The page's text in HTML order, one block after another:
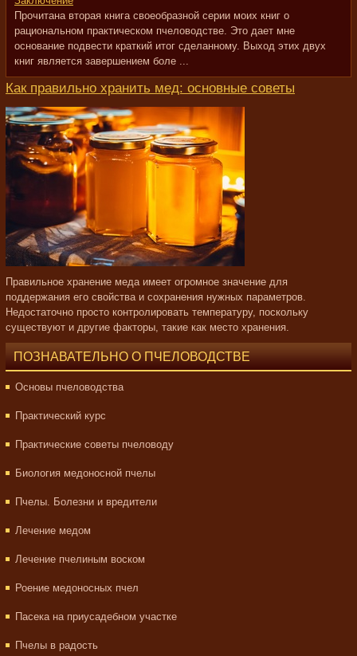
Прочитана вторая книга своеобразной серии моих книг о
рациональном практическом пчеловодстве. Это дает мне
основание подвести краткий итог сделанному. Выход этих двух
книг является завершением боле ...
Как правильно хранить мед: основные советы
Правильное хранение меда имеет огромное значение для
поддержания его свойства и сохранения нужных параметров.
Недостаточно просто контролировать температуру, поскольку
существуют и другие факторы, такие как место хранения.
ПОЗНАВАТЕЛЬНО О ПЧЕЛОВОДСТВЕ
Основы пчеловодства
Практический курс
Практические советы пчеловоду
Биология медоносной пчелы
Пчелы. Болезни и вредители
Лечение медом
Лечение пчелиным воском
Роение медоносных пчел
Пасека на приусадебном участке
Пчелы в радость